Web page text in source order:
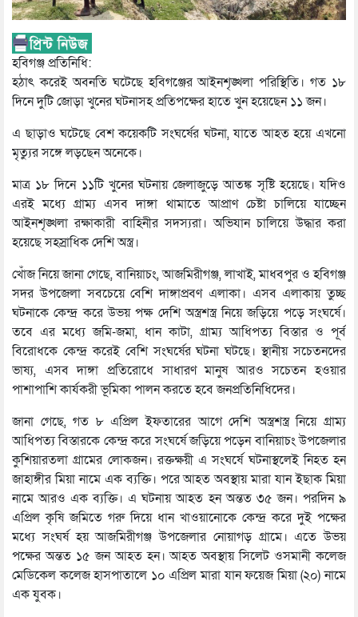
হবিগঞ্জ প্রতিনিধি:
হঠাৎ করেই অবনতি ঘটেছে হবিগঞ্জের আইনশৃঙ্খলা পরিস্থিতি। গত ১৮
দিনে দুটি জোড়া খুনের ঘটনাসহ প্রতিপক্ষের হাতে খুন হয়েছেন ১১ জন।
এ ছাড়াও ঘটেছে বেশ কয়েকটি সংঘর্ষের ঘটনা, যাতে আহত হয়ে এখনো
মৃত্যুর সঙ্গে লড়ছেন অনেকে।
মাত্র ১৮ দিনে ১১টি খুনের ঘটনায় জেলাজুড়ে আতঙ্ক সৃষ্টি হয়েছে। যদিও
এরই মধ্যে গ্রাম্য এসব দাঙ্গা থামাতে আপ্রাণ চেষ্টা চালিয়ে যাচ্ছেন
আইনশৃঙ্খলা রক্ষাকারী বাহিনীর সদস্যরা। অভিযান চালিয়ে উদ্ধার করা
হয়েছে সহস্রাধিক দেশি অস্ত্র।
খোঁজ নিয়ে জানা গেছে, বানিয়াচং, আজমিরীগঞ্জ, লাখাই, মাধবপুর ও হবিগঞ্জ
সদর উপজেলা সবচেয়ে বেশি দাঙ্গাপ্রবণ এলাকা। এসব এলাকায় তুচ্ছ
ঘটনাকে কেন্দ্র করে উভয় পক্ষ দেশি অস্ত্রশস্ত্র নিয়ে জড়িয়ে পড়ে সংঘর্ষে।
তবে এর মধ্যে জমি-জমা, ধান কাটা, গ্রাম্য আধিপত্য বিস্তার ও পূর্ব
বিরোধকে কেন্দ্র করেই বেশি সংঘর্ষের ঘটনা ঘটছে। স্থানীয় সচেতনদের
ভাষ্য, এসব দাঙ্গা প্রতিরোধে সাধারণ মানুষ আরও সচেতন হওয়ার
পাশাপাশি কার্যকরী ভূমিকা পালন করতে হবে জনপ্রতিনিধিদের।
জানা গেছে, গত ৮ এপ্রিল ইফতারের আগে দেশি অস্ত্রশস্ত্র নিয়ে গ্রাম্য
আধিপত্য বিস্তারকে কেন্দ্র করে সংঘর্ষে জড়িয়ে পড়েন বানিয়াচং উপজেলার
কুশিয়ারতলা গ্রামের লোকজন। রক্তক্ষয়ী এ সংঘর্ষে ঘটনাস্থলেই নিহত হন
জাহাঙ্গীর মিয়া নামে এক ব্যক্তি। পরে আহত অবস্থায় মারা যান ইছাক মিয়া
নামে আরও এক ব্যক্তি। এ ঘটনায় আহত হন অন্তত ৩৫ জন। পরদিন ৯
এপ্রিল কৃষি জমিতে গরু দিয়ে ধান খাওয়ানোকে কেন্দ্র করে দুই পক্ষের
মধ্যে সংঘর্ষ হয় আজমিরীগঞ্জ উপজেলার নোয়াগড় গ্রামে। এতে উভয়
পক্ষের অন্তত ১৫ জন আহত হন। আহত অবস্থায় সিলেট ওসমানী কলেজ
মেডিকেল কলেজ হাসপাতালে ১০ এপ্রিল মারা যান ফয়েজ মিয়া (২০) নামে
এক যুবক।